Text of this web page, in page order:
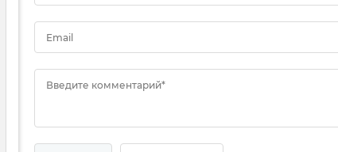
Email
Введите комментарий*